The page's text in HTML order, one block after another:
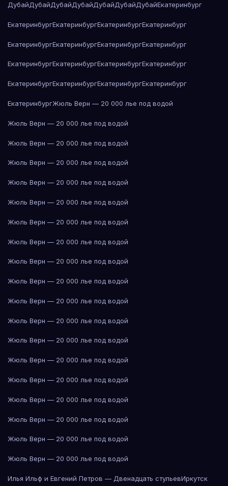
ДубайДубайДубайДубайДубайДубайДубайЕкатеринбург
ЕкатеринбургЕкатеринбургЕкатеринбургЕкатеринбург
ЕкатеринбургЕкатеринбургЕкатеринбургЕкатеринбург
ЕкатеринбургЕкатеринбургЕкатеринбургЕкатеринбург
ЕкатеринбургЕкатеринбургЕкатеринбургЕкатеринбург
ЕкатеринбургЖюль Верн — 20 000 лье под водой
Жюль Верн — 20 000 лье под водой
Жюль Верн — 20 000 лье под водой
Жюль Верн — 20 000 лье под водой
Жюль Верн — 20 000 лье под водой
Жюль Верн — 20 000 лье под водой
Жюль Верн — 20 000 лье под водой
Жюль Верн — 20 000 лье под водой
Жюль Верн — 20 000 лье под водой
Жюль Верн — 20 000 лье под водой
Жюль Верн — 20 000 лье под водой
Жюль Верн — 20 000 лье под водой
Жюль Верн — 20 000 лье под водой
Жюль Верн — 20 000 лье под водой
Жюль Верн — 20 000 лье под водой
Жюль Верн — 20 000 лье под водой
Жюль Верн — 20 000 лье под водой
Жюль Верн — 20 000 лье под водой
Жюль Верн — 20 000 лье под водой
Илья Ильф и Евгений Петров — Двенадцать стульевИркутск